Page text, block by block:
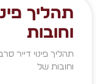
תהליך
וחובות
תהליך פינוי דייר
וחובות של